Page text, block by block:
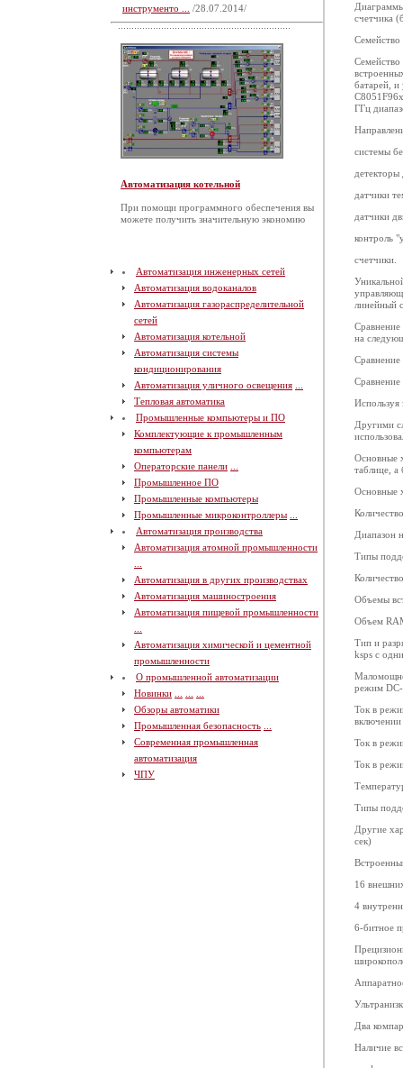
инструменто ...
/28.07.2014/
Автоматизация котельной
При помощи программного обеспечения вы
можете получить значительную экономию
Автоматизация инженерных сетей
Автоматизация водоканалов
Автоматизация газораспределительной
сетей
Автоматизация котельной
Автоматизация системы
кондиционирования
Автоматизация уличного освещения
Тепловая автоматика
Промышленные компьютеры и ПО
Комплектующие к промышленным
компьютерам
Операторские панели
Промышленное ПО
Промышленные компьютеры
Промышленные микроконтроллеры
Автоматизация производства
Автоматизация атомной промышленности
Автоматизация в других производствах
Автоматизация машиностроения
Автоматизация пищевой промышленности
Автоматизация химической и цементной
промышленности
О промышленной автоматизации
Новинки
Обзоры автоматики
Промышленная безопасность
Современная промышленная
автоматизация
ЧПУ
счетчика
батарей, и
ГГц
системы
датчики
датчики
контроль
счетчики.
линейный
на
Другими
Основные
таблице,
Основные
Диапазон
Типы
Объемы
Объем
Тип и
ksps с
режим
Ток в
Ток в
Ток в
Типы
Другие
сек)
16
4
6-битное
Два
Наличие